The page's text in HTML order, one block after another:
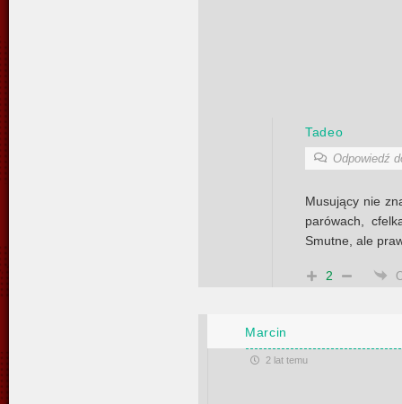
Tadeo
Odpowiedź
Musujący nie
parówach,
Smutne, ale
2
Marcin
2 lat temu